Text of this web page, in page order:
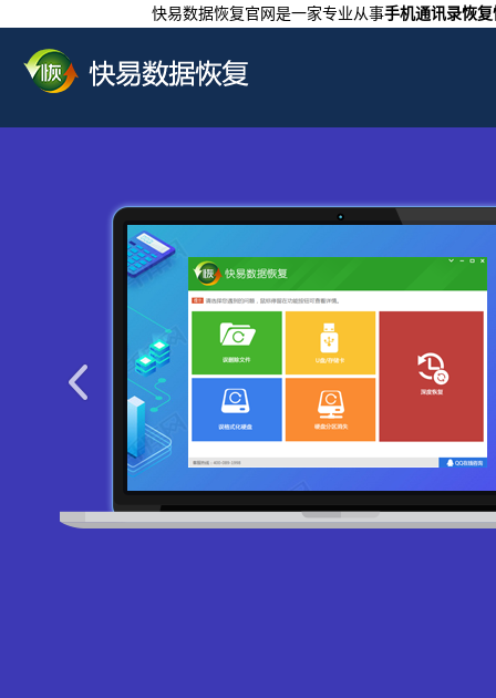
快易数据恢复官网是一家专业从事手机通讯录恢